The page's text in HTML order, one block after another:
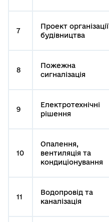
7
Проект організації
будівництва
8
Пожежна
сигналізація
9
Електротехнічні
рішення
10
Опалення,
вентиляція та
кондиціонування
11
Водопровід та
каналізація